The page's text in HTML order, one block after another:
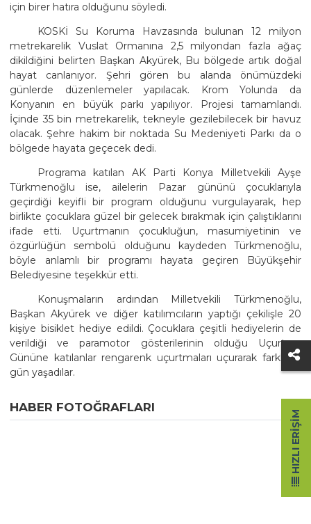
için birer hatıra olduğunu söyledi.
KOSKİ Su Koruma Havzasında bulunan 12 milyon
metrekarelik Vuslat Ormanına 2,5 milyondan fazla ağaç
dikildiğini belirten Başkan Akyürek, Bu bölgede artık doğal
hayat canlanıyor. Şehri gören bu alanda önümüzdeki
günlerde düzenlemeler yapılacak. Krom Yolunda da
Konyanın en büyük parkı yapılıyor. Projesi tamamlandı.
İçinde 35 bin metrekarelik, tekneyle gezilebilecek bir havuz
olacak. Şehre hakim bir noktada Su Medeniyeti Parkı da o
bölgede hayata geçecek dedi.
Programa katılan AK Parti Konya Milletvekili Ayşe
Türkmenoğlu ise, ailelerin Pazar gününü çocuklarıyla
geçirdiği keyifli bir program olduğunu vurgulayarak, hep
birlikte çocuklara güzel bir gelecek bırakmak için çalıştıklarını
ifade etti. Uçurtmanın çocukluğun, masumiyetinin ve
özgürlüğün sembolü olduğunu kaydeden Türkmenoğlu,
böyle anlamlı bir programı hayata geçiren Büyükşehir
Belediyesine teşekkür etti.
Konuşmaların ardından Milletvekili Türkmenoğlu,
Başkan Akyürek ve diğer katılımcıların yaptığı çekilişle 20
kişiye bisiklet hediye edildi. Çocuklara çeşitli hediyelerin de
verildiği ve paramotor gösterilerinin olduğu Uçurtma
Gününe katılanlar rengarenk uçurtmaları uçurarak farklı bir
gün yaşadılar.
HABER FOTOĞRAFLARI
HIZLI ERIŞIM